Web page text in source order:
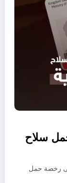
سلاح
رخصة حمل